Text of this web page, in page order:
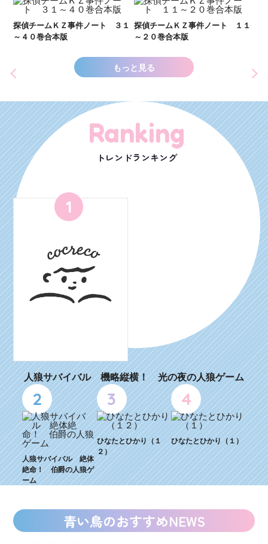
探偵チームＫＺ事件ノート ３１
～４０巻合本版
探偵チームＫＺ事件ノート １１
～２０巻合本版
もっと見る
Ranking
トレンドランキング
1
人狼サバイバル 機略縦横！ 光の夜の人狼ゲーム
2
人狼サバイバル 絶体
絶命！ 伯爵の人狼ゲ
ーム
3
ひなたとひかり（１
２）
4
ひなたとひかり（１）
青い鳥のおすすめNEWS